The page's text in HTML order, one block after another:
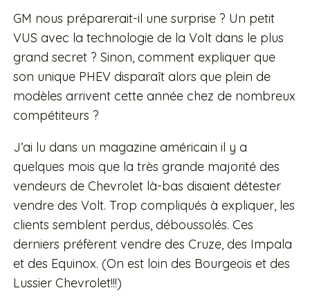
GM nous préparerait-il une surprise ? Un petit
VUS avec la technologie de la Volt dans le plus
grand secret ? Sinon, comment expliquer que
son unique PHEV disparaît alors que plein de
modèles arrivent cette année chez de nombreux
compétiteurs ?
J’ai lu dans un magazine américain il y a
quelques mois que la très grande majorité des
vendeurs de Chevrolet là-bas disaient détester
vendre des Volt. Trop compliqués à expliquer, les
clients semblent perdus, déboussolés. Ces
derniers préfèrent vendre des Cruze, des Impala
et des Equinox. (On est loin des Bourgeois et des
Lussier Chevrolet!!!)